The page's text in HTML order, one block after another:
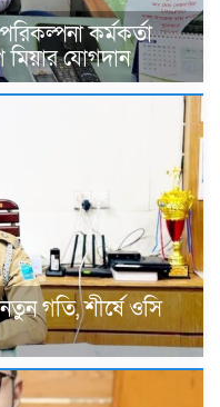
কর্মকর্তা
মিয়ার যোগদান
গতি, শীর্ষে ওসি